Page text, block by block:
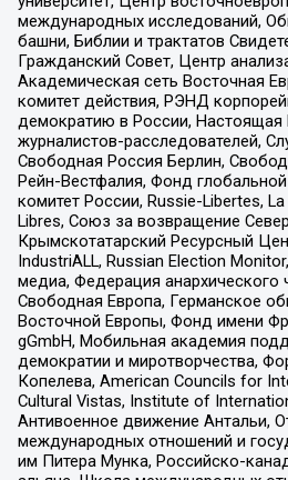
международных исследований,
башни, Библии и трактатов
Гражданский Совет, Центр
Академическая сеть Восточная
комитет действия, РЭНД
демократию в России, Настоящая
журналистов-расследователей,
Свободная Россия Берлин,
Рейн-Вестфалия, Фонд
комитет России, Russie-Libertes,
Libres, Союз за возвращение
Крымскотатарский Ресурсный
IndustriALL, Russian Election
медиа, Федерация анархического
Свободная Европа, Германское
Восточной Европы, Фонд имени
gGmbH, Мобильная академия
демократии и миротворчества,
Копелева, American Councils for
Cultural Vistas, Institute of
Антивоенное движение Антальи,
международных отношений и
им Питера Мунка, Российско-